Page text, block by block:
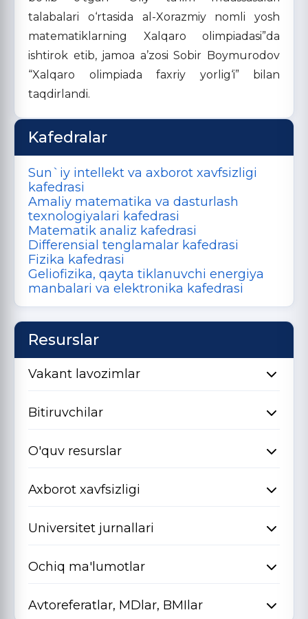
talabalari o‘rtasida al-Xorazmiy nomli yosh
matematiklarning Xalqaro olimpiadasi”da
ishtirok etib, jamoa a’zosi Sobir Boymurodov
“Xalqaro olimpiada faxriy yorlig‘i” bilan
taqdirlandi.
Kafedralar
Sun`iy intellekt va axborot xavfsizligi
kafedrasi
Amaliy matematika va dasturlash
texnologiyalari kafedrasi
Matematik analiz kafedrasi
Differensial tenglamalar kafedrasi
Fizika kafedrasi
Geliofizika, qayta tiklanuvchi energiya
manbalari va elektronika kafedrasi
Resurslar
Vakant lavozimlar
Bitiruvchilar
O'quv resurslar
Axborot xavfsizligi
Universitet jurnallari
Ochiq ma'lumotlar
Avtoreferatlar, MDlar, BMIlar